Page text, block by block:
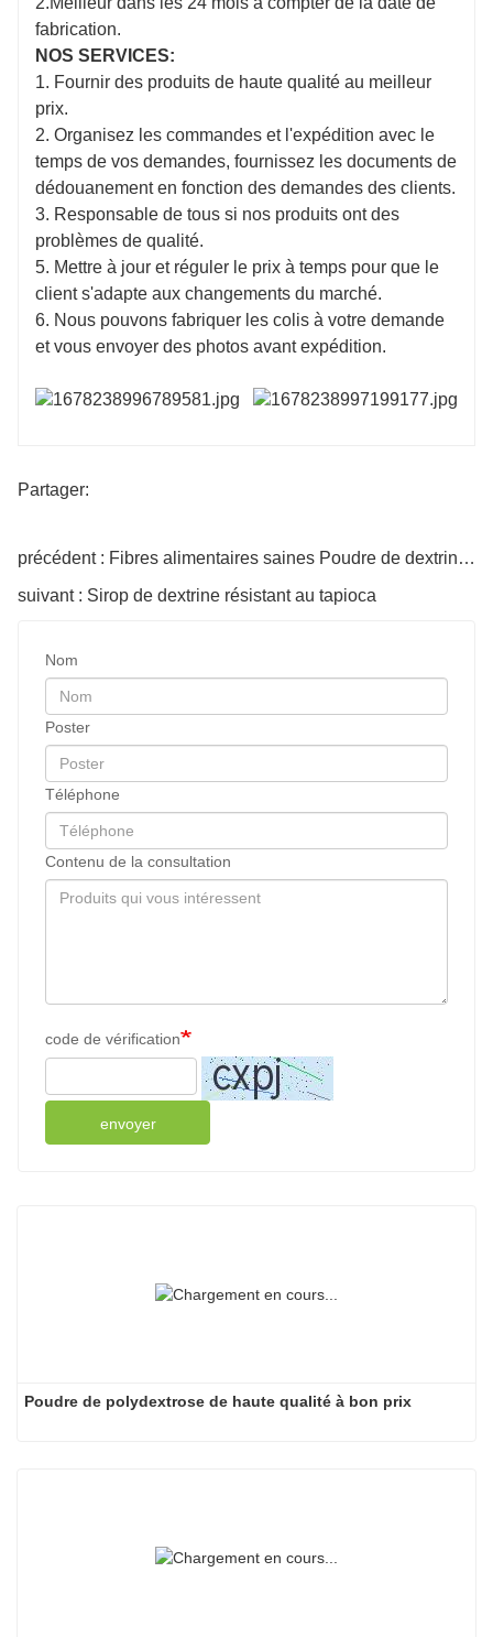
fabrication.
NOS SERVICES:
1. Fournir des produits de haute qualité au meilleur
prix.
2. Organisez les commandes et l'expédition avec le
temps de vos demandes, fournissez les documents de
dédouanement en fonction des demandes des clients.
3. Responsable de tous si nos produits ont des
problèmes de qualité.
5. Mettre à jour et réguler le prix à temps pour que le
client s'adapte aux changements du marché.
6. Nous pouvons fabriquer les colis à votre demande
et vous envoyer des photos avant expédition.
Partager:
précédent : Fibres alimentaires saines Poudre de dextrine résistante au tapioca biologique
suivant : Sirop de dextrine résistant au tapioca
Nom
Poster
Téléphone
Contenu de la consultation
code de vérification
envoyer
Poudre de polydextrose de haute qualité à bon prix